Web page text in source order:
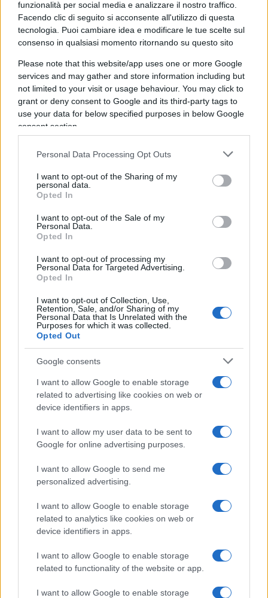
funzionalità per social media e analizzare il nostro traffico.
Facendo clic di seguito si acconsente all'utilizzo di questa
tecnologia. Puoi cambiare idea e modificare le tue scelte sul
consenso in qualsiasi momento ritornando su questo sito
Please note that this website/app uses one or more Google
services and may gather and store information including but
not limited to your visit or usage behaviour. You may click to
grant or deny consent to Google and its third-party tags to
use your data for below specified purposes in below Google
consent section.
Personal Data Processing Opt Outs
I want to opt-out of the Sharing of my
personal data.
Opted In
I want to opt-out of the Sale of my
Personal Data.
Opted In
I want to opt-out of processing my
Personal Data for Targeted Advertising.
Opted In
I want to opt-out of Collection, Use,
Retention, Sale, and/or Sharing of my
Personal Data that Is Unrelated with the
Purposes for which it was collected.
Opted Out
Google consents
I want to allow Google to enable storage
related to advertising like cookies on web or
device identifiers in apps.
I want to allow my user data to be sent to
Google for online advertising purposes.
I want to allow Google to send me
personalized advertising.
I want to allow Google to enable storage
related to analytics like cookies on web or
device identifiers in apps.
I want to allow Google to enable storage
related to functionality of the website or app.
I want to allow Google to enable storage
Quando c’è un governo che non ti piace e,
soprattutto, quando la Rai ti permette di fare il tuo
mestiere, non puoi buttarti in area di rigore e
metterti a piangere per un fallo che non c’è stato.
“Sono seria e me ne vado via”, ma che cazzo vuol
dire? Questo governo non ti piace?Fagli un culo
così! Tra l’altro sarebbe il momento migliore per
gli ascolti. No, questo non è un atto di serietà.
Cara Lucia,questo è un atto di codardia
perché
un governo che non ti piace lo avresti dovuto
contestare dalla mattina alla sera. Ogni governo
ha bisogno della sua opposizione e, siccome in
parlamento la Schlein mi sembra che ne faccia
veramente poca, sarebbe stato il modo giusto per
Nicola Porro, 26 Maggio 2023
#GOVERNO MELONI
#LUCIA ANNUNZIATA
#NOMINE RAI
#RAI
32
Leggi i commenti